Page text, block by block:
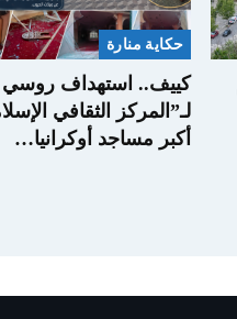
حكاية منارة
كييف.. استهداف روسي
لـ”المركز الثقافي
أكبر مساجد أوكرانيا…